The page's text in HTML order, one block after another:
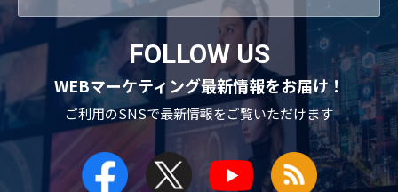
FOLLOW US
WEBマーケティング最新情報をお届け！
ご利用のSNSで最新情報をご覧いただけます